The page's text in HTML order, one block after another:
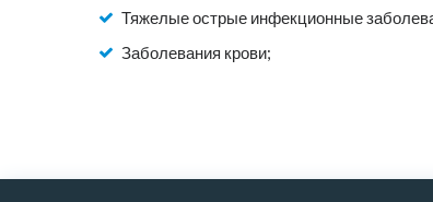
Тяжелые острые инфекционные
Заболевания крови;